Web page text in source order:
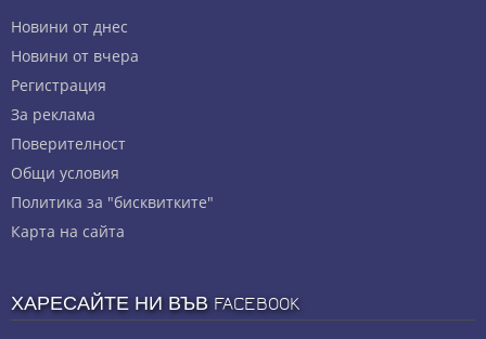
Новини от днес
Новини от вчера
Регистрация
За реклама
Πoвepитeлнocт
Общи условия
Политика за "бисквитките"
Карта на сайта
ХАРЕСАЙТЕ НИ ВЪВ FACEBOOK